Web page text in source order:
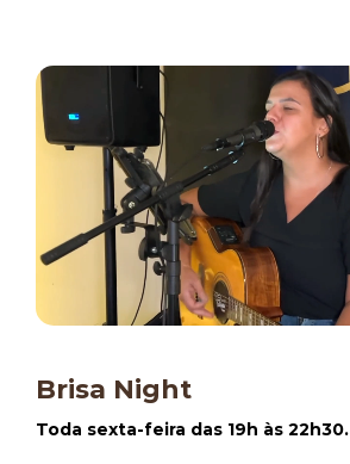
Brisa Night
Toda sexta-feira das 19h às 22h30.